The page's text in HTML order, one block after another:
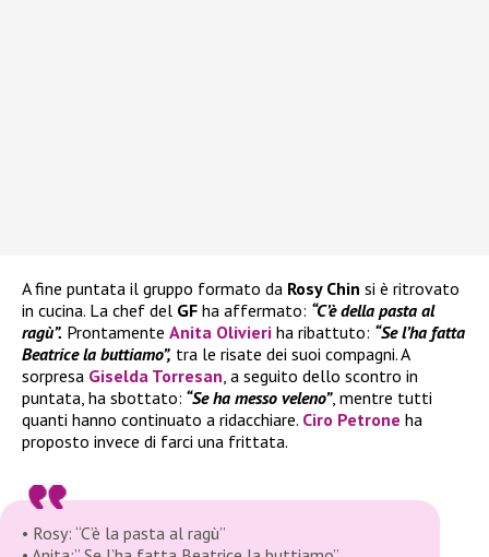
A fine puntata il gruppo formato da Rosy Chin si è ritrovato
in cucina. La chef del GF ha affermato: “C’è della pasta al
ragù”. Prontamente Anita Olivieri ha ribattuto: “Se l’ha fatta
Beatrice la buttiamo”, tra le risate dei suoi compagni. A
sorpresa Giselda Torresan, a seguito dello scontro in
puntata, ha sbottato: “Se ha messo veleno”, mentre tutti
quanti hanno continuato a ridacchiare. Ciro Petrone ha
proposto invece di farci una frittata.
• Rosy: “C’è la pasta al ragù”